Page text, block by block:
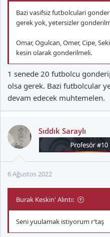
Bazi vasifsiz futbolculari
gerek yok, yetersizler
Omar, Ogulcan, Omer, Cipe,
kesin olarak gonderilmeli.
1 senede 20 futbolcu
olsa gerek. Bazi futbolcular
devam edecek muhtemelen.
Sıddık Saraylı
6 Ağustos 2022
Burak Keskin' Alıntı:
Seni yuulamak istiyorum r’taş